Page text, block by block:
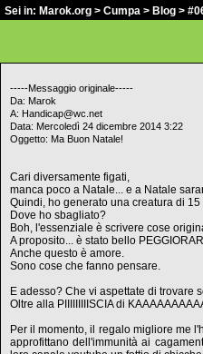
Sei in: Marok.org > Cumpa > Blog >
-----Messaggio originale-----
Da: Marok
A: Handicap@wc.net
Data: Mercoledì 24 dicembre 2014 3:22
Oggetto: Ma Buon Natale!
Cari diversamente figati,
manca poco a Natale... e a Natale
Quindi, ho generato una creatura di
Dove ho sbagliato?
Boh, l'essenziale è scrivere cose
A proposito... è stato bello
Anche questo è amore.
Sono cose che fanno pensare.
E adesso? Che vi aspettate di trovare
Oltre alla PIIIIIIIIISCIA di
Per il momento, il regalo migliore me
approfittano dell'immunità ai